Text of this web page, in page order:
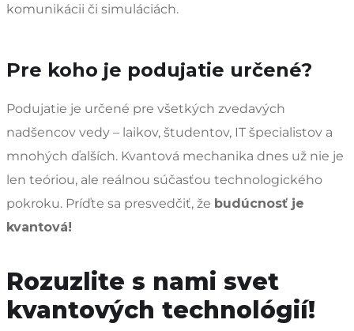
komunikácii či simuláciách.
Pre koho je podujatie určené?
Podujatie je určené pre všetkých zvedavých
nadšencov vedy – laikov, študentov, IT špecialistov a
mnohých ďalších. Kvantová mechanika dnes už nie je
len teóriou, ale reálnou súčasťou technologického
pokroku. Príďte sa presvedčiť, že budúcnosť je
kvantová!
Rozuzlite s nami svet
kvantových technológií!